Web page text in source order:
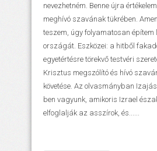
nevezhetném. Benne újra
meghívó szavának tükrében.
teszem, úgy folyamatosan építem
országát. Eszközei: a hitből
egyetértésre törekvő testvéri
Krisztus megszólító és hívó
követése. Az olvasmányban
ben vagyunk, amikoris Izrael
elfoglalják az asszírok, és......